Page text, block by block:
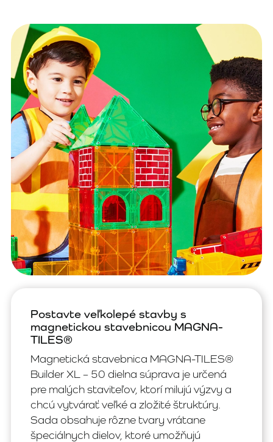
Postavte veľkolepé stavby s
magnetickou stavebnicou MAGNA-
TILES®
Magnetická stavebnica MAGNA-TILES®
Builder XL – 50 dielna súprava je určená
pre malých staviteľov, ktorí milujú výzvy a
chcú vytvárať veľké a zložité štruktúry.
Sada obsahuje rôzne tvary vrátane
špeciálnych dielov, ktoré umožňujú